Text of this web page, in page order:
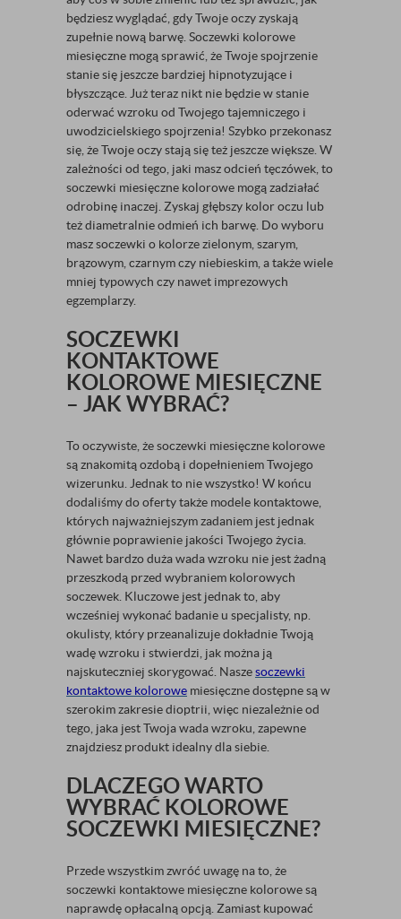
będziesz wyglądać, gdy Twoje oczy zyskają
zupełnie nową barwę. Soczewki kolorowe
miesięczne mogą sprawić, że Twoje spojrzenie
stanie się jeszcze bardziej hipnotyzujące i
błyszczące. Już teraz nikt nie będzie w stanie
oderwać wzroku od Twojego tajemniczego i
uwodzicielskiego spojrzenia! Szybko przekonasz
się, że Twoje oczy stają się też jeszcze większe. W
zależności od tego, jaki masz odcień tęczówek, to
soczewki miesięczne kolorowe mogą zadziałać
odrobinę inaczej. Zyskaj głębszy kolor oczu lub
też diametralnie odmień ich barwę. Do wyboru
masz soczewki o kolorze zielonym, szarym,
brązowym, czarnym czy niebieskim, a także wiele
mniej typowych czy nawet imprezowych
egzemplarzy.
SOCZEWKI
KONTAKTOWE
KOLOROWE MIESIĘCZNE
– JAK WYBRAĆ?
To oczywiste, że soczewki miesięczne kolorowe
są znakomitą ozdobą i dopełnieniem Twojego
wizerunku. Jednak to nie wszystko! W końcu
dodaliśmy do oferty także modele kontaktowe,
których najważniejszym zadaniem jest jednak
głównie poprawienie jakości Twojego życia.
Nawet bardzo duża wada wzroku nie jest żadną
przeszkodą przed wybraniem kolorowych
soczewek. Kluczowe jest jednak to, aby
wcześniej wykonać badanie u specjalisty, np.
okulisty, który przeanalizuje dokładnie Twoją
wadę wzroku i stwierdzi, jak można ją
najskuteczniej skorygować. Naszesoczewki
kontaktowe kolorowe miesięczne dostępne są w
szerokim zakresie dioptrii, więc niezależnie od
tego, jaka jest Twoja wada wzroku, zapewne
znajdziesz produkt idealny dla siebie.
DLACZEGO WARTO
WYBRAĆ KOLOROWE
SOCZEWKI MIESIĘCZNE?
Przede wszystkim zwróć uwagę na to, że
soczewki kontaktowe miesięczne kolorowe są
naprawdę opłacalną opcją. Zamiast kupować